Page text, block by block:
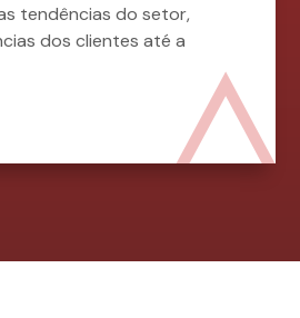
tendências do setor,
dos clientes até a